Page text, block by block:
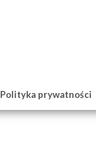
Polityka prywatności